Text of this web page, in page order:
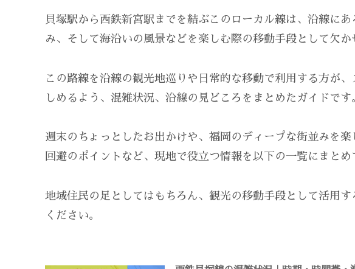
貝塚駅から西鉄新宮駅までを結ぶこのローカル線は、沿線に
み、そして海沿いの風景などを楽しむ際の移動手段として欠か
この路線を沿線の観光地巡りや日常的な移動で利用する方が
しめるよう、混雑状況、沿線の見どころをまとめたガイドです
週末のちょっとしたお出かけや、福岡のディープな街並みを
回避のポイントなど、現地で役立つ情報を以下の一覧にまとめ
地域住民の足としてはもちろん、観光の移動手段として活用
ください。